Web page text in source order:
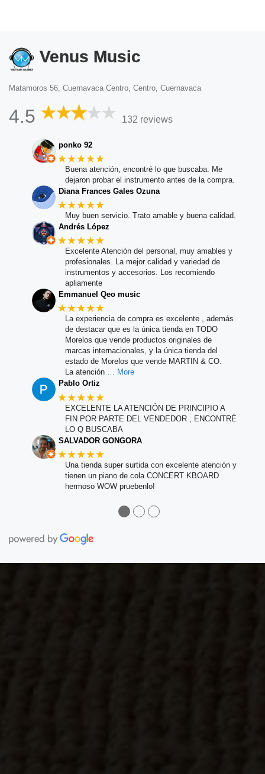
Venus Music
Matamoros 56, Cuernavaca Centro, Centro, Cuernavaca
4.5 132 reviews
ponko 92
★★★★★
Buena atención, encontré lo que buscaba. Me
dejaron probar el instrumento antes de la compra.
Diana Frances Gales Ozuna
★★★★★
Muy buen servicio. Trato amable y buena calidad.
Andrés López
★★★★★
Excelente Atención del personal, muy amables y
profesionales. La mejor calidad y variedad de
instrumentos y accesorios. Los recomiendo
apliamente
Emmanuel Qeo music
★★★★★
La experiencia de compra es excelente , además
de destacar que es la única tienda en TODO
Morelos que vende productos originales de
marcas internacionales, y la única tienda del
estado de Morelos que vende MARTIN & CO.
La atención … More
Pablo Ortiz
★★★★★
EXCELENTE LA ATENCIÓN DE PRINCIPIO A
FIN POR PARTE DEL VENDEDOR , ENCONTRÉ
LO Q BUSCABA
SALVADOR GONGORA
★★★★★
Una tienda super surtida con excelente atención y
tienen un piano de cola CONCERT KBOARD
hermoso WOW pruebenlo!
●●●